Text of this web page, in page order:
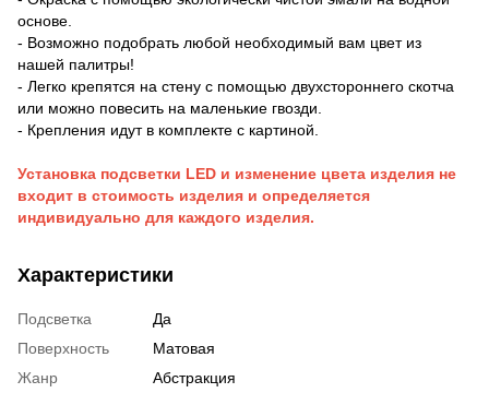
основе.
- Возможно подобрать любой необходимый вам цвет из
нашей палитры!
- Легко крепятся на стену с помощью двухстороннего скотча
или можно повесить на маленькие гвозди.
- Крепления идут в комплекте с картиной.
Установка подсветки LED и изменение цвета изделия не
входит в стоимость изделия и определяется
индивидуально для каждого изделия.
Характеристики
Подсветка
Да
Поверхность
Матовая
Жанр
Абстракция